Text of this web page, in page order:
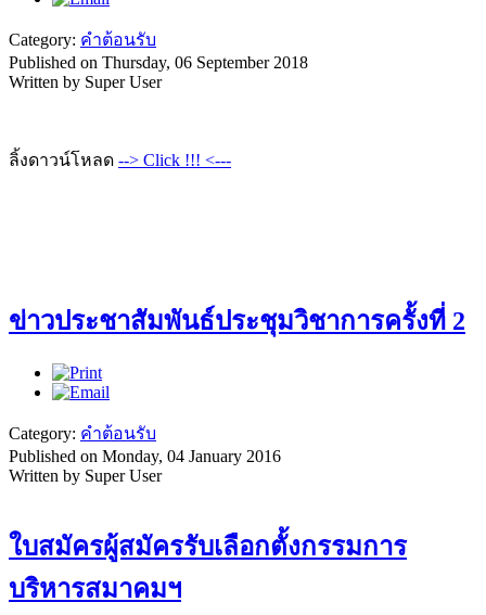
Category: คำต้อนรับ
Published on Thursday, 06 September 2018
Written by Super User
ลิ้งดาวน์โหลด --> Click !!! <---
ข่าวประชาสัมพันธ์ประชุมวิชาการครั้งที่ 2
Category: คำต้อนรับ
Published on Monday, 04 January 2016
Written by Super User
ใบสมัครผู้สมัครรับเลือกตั้งกรรมการ
บริหารสมาคมฯ